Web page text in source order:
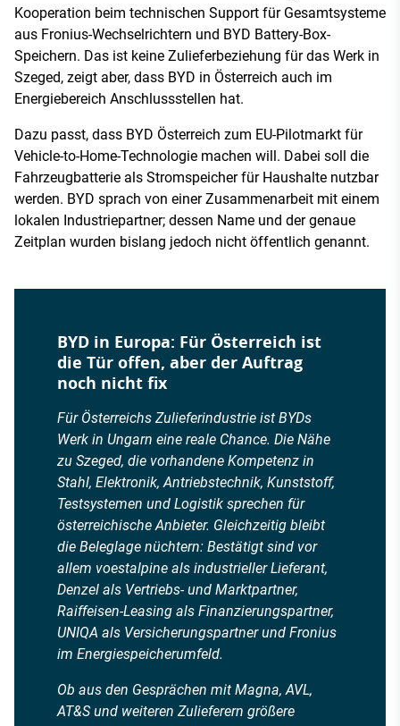
Kooperation beim technischen Support für Gesamtsysteme
aus Fronius-Wechselrichtern und BYD Battery-Box-
Speichern. Das ist keine Zulieferbeziehung für das Werk in
Szeged, zeigt aber, dass BYD in Österreich auch im
Energiebereich Anschlussstellen hat.
Dazu passt, dass BYD Österreich zum EU-Pilotmarkt für
Vehicle-to-Home-Technologie machen will. Dabei soll die
Fahrzeugbatterie als Stromspeicher für Haushalte nutzbar
werden. BYD sprach von einer Zusammenarbeit mit einem
lokalen Industriepartner; dessen Name und der genaue
Zeitplan wurden bislang jedoch nicht öffentlich genannt.
BYD in Europa: Für Österreich ist
die Tür offen, aber der Auftrag
noch nicht fix
Für Österreichs Zulieferindustrie ist BYDs
Werk in Ungarn eine reale Chance. Die Nähe
zu Szeged, die vorhandene Kompetenz in
Stahl, Elektronik, Antriebstechnik, Kunststoff,
Testsystemen und Logistik sprechen für
österreichische Anbieter. Gleichzeitig bleibt
die Beleglage nüchtern: Bestätigt sind vor
allem voestalpine als industrieller Lieferant,
Denzel als Vertriebs- und Marktpartner,
Raiffeisen-Leasing als Finanzierungspartner,
UNIQA als Versicherungspartner und Fronius
im Energiespeicherumfeld.
Ob aus den Gesprächen mit Magna, AVL,
AT&S und weiteren Zulieferern größere